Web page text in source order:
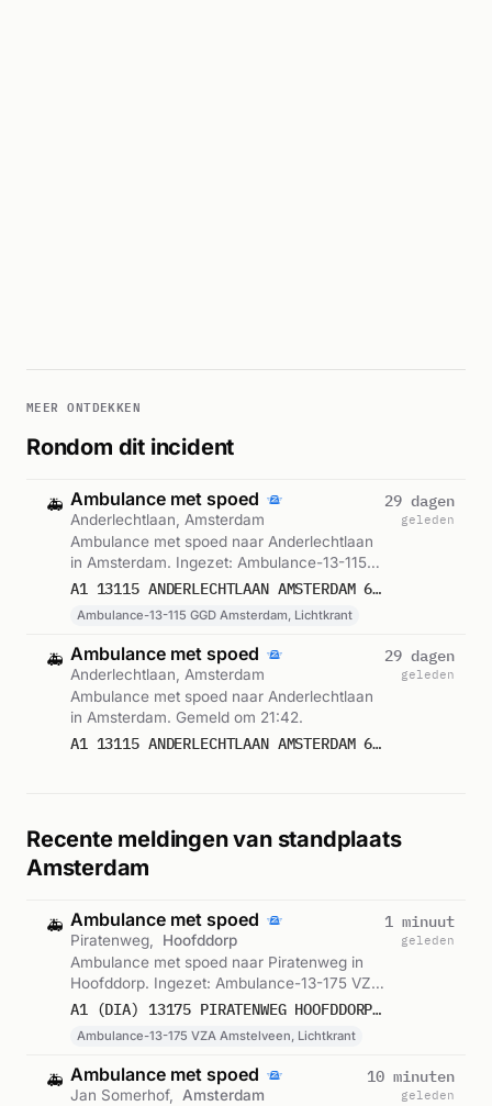
MEER ONTDEKKEN
Rondom dit incident
🚑 Ambulance met spoed
Anderlechtlaan, Amsterdam
Ambulance met spoed naar Anderlechtlaan
in Amsterdam. Ingezet: Ambulance-13-115
GGD Amsterdam, Lichtkrant. Gemeld om
A1 13115 ANDERLECHTLAAN AMSTERDAM 66114
Ambulance-13-115 GGD Amsterdam, Lichtkrant
29 dagen
geleden
🚑 Ambulance met spoed
Anderlechtlaan, Amsterdam
Ambulance met spoed naar Anderlechtlaan
in Amsterdam. Gemeld om 21:42.
A1 13115 ANDERLECHTLAAN AMSTERDAM 66114
29 dagen
geleden
Recente meldingen van standplaats
Amsterdam
🚑 Ambulance met spoed
Piratenweg,
Hoofddorp
Ambulance met spoed naar Piratenweg in
Hoofddorp. Ingezet: Ambulance-13-175 VZA
Amstelveen, Lichtkrant. Gemeld om 00:47. A1 (DIA) 13175 PIRATENWEG HOOFDDORP 76165
Ambulance-13-175 VZA Amstelveen, Lichtkrant
1 minuut
geleden
🚑 Ambulance met spoed
Jan Somerhof,
Amsterdam
10 minuten
geleden